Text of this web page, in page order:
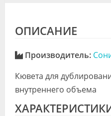
ОПИСАНИЕ
Производитель:
Кювета для
внутреннего объема